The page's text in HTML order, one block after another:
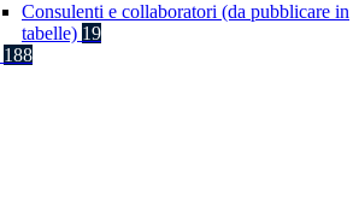
Consulenti e collaboratori (da pubblicare in
tabelle) 19
188